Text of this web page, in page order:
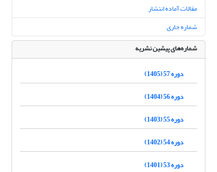
مقالات آماده انتشار
شماره جاری
شماره‌های پیشین نشریه
دوره 57 (1405)
دوره 56 (1404)
دوره 55 (1403)
دوره 54 (1402)
دوره 53 (1401)